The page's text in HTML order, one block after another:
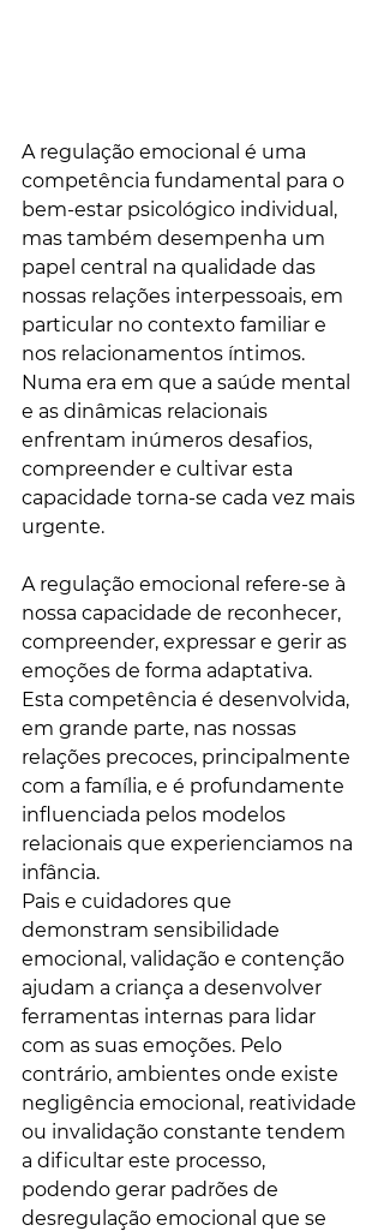
A regulação emocional é uma
competência fundamental para o
bem-estar psicológico individual,
mas também desempenha um
papel central na qualidade das
nossas relações interpessoais, em
particular no contexto familiar e
nos relacionamentos íntimos.
Numa era em que a saúde mental
e as dinâmicas relacionais
enfrentam inúmeros desafios,
compreender e cultivar esta
capacidade torna-se cada vez mais
urgente.
A regulação emocional refere-se à
nossa capacidade de reconhecer,
compreender, expressar e gerir as
emoções de forma adaptativa.
Esta competência é desenvolvida,
em grande parte, nas nossas
relações precoces, principalmente
com a família, e é profundamente
influenciada pelos modelos
relacionais que experienciamos na
infância.
Pais e cuidadores que
demonstram sensibilidade
emocional, validação e contenção
ajudam a criança a desenvolver
ferramentas internas para lidar
com as suas emoções. Pelo
contrário, ambientes onde existe
negligência emocional, reatividade
ou invalidação constante tendem
a dificultar este processo,
podendo gerar padrões de
desregulação emocional que se